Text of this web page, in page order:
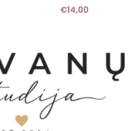
€14,00